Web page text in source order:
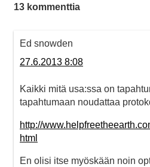
13 kommenttia
Ed snowden
27.6.2013 8:08
Kaikki mitä usa:ssa on
tapahtumaan noudattaa
http://
html
En olisi itse myöskään noin